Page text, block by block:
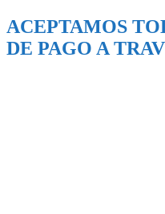
ACEPTAMOS
DE PAGO A